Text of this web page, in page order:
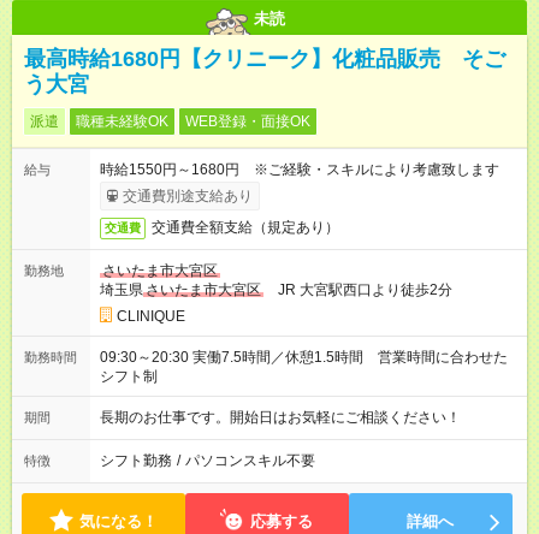
未読
最高時給1680円【クリニーク】化粧品販売 そご
う大宮
派遣 職種未経験OK WEB登録・面接OK
給与
時給1550円～1680円 ※ご経験・スキルにより考慮致します
交通費別途支給あり
交通費 交通費全額支給（規定あり）
勤務地
さいたま市大宮区
埼玉県さいたま市大宮区
JR 大宮駅西口より徒歩2分
CLINIQUE
勤務時間
09:30～20:30 実働7.5時間／休憩1.5時間 営業時間に合わせた
シフト制
期間 長期のお仕事です。開始日はお気軽にご相談ください！
特徴 シフト勤務 / パソコンスキル不要
気になる！ 応募する 詳細へ